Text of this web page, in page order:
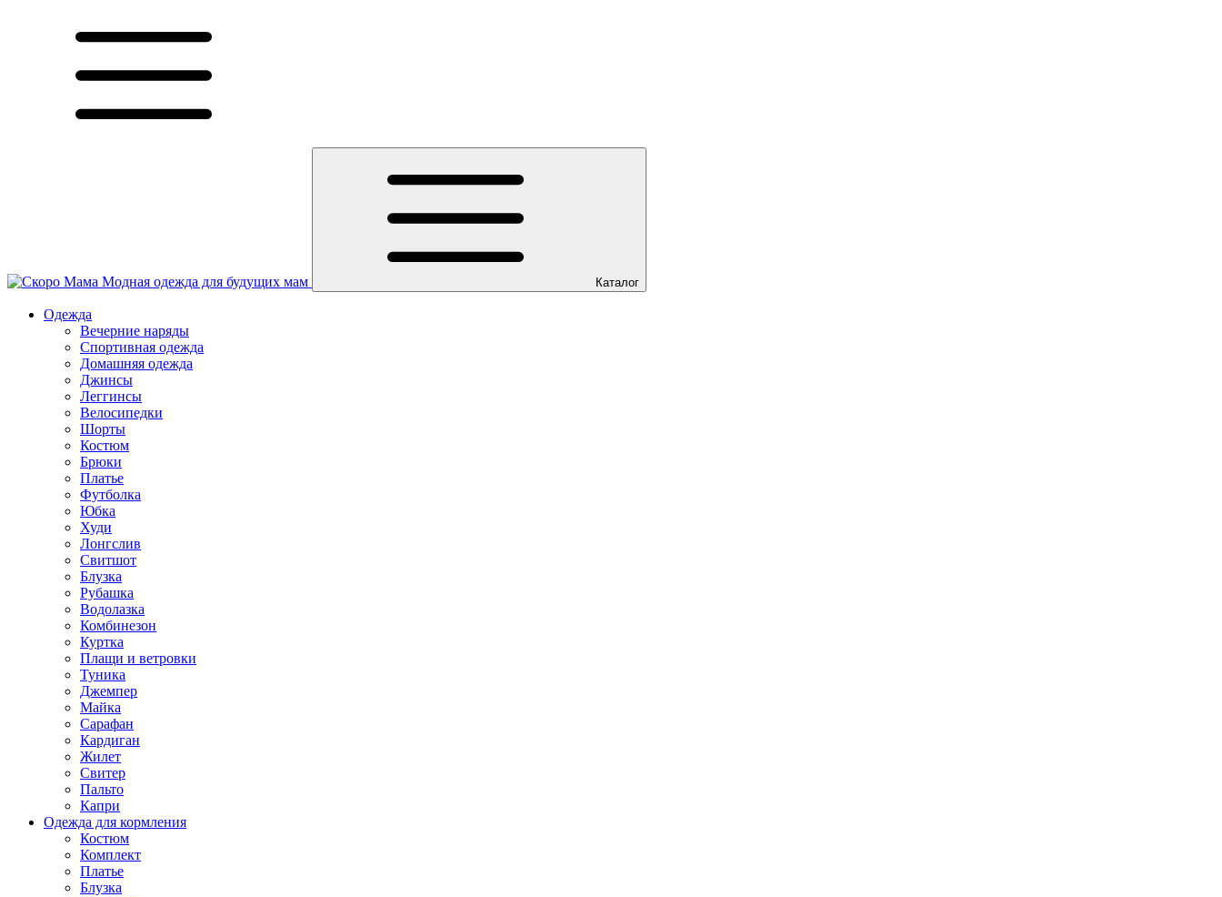
Модная одежда для будущих мам Каталог
Одежда
Вечерние наряды
Спортивная одежда
Домашняя одежда
Джинсы
Леггинсы
Велосипедки
Шорты
Костюм
Брюки
Платье
Футболка
Юбка
Худи
Лонгслив
Свитшот
Блузка
Рубашка
Водолазка
Комбинезон
Куртка
Плащи и ветровки
Туника
Джемпер
Майка
Сарафан
Кардиган
Жилет
Свитер
Пальто
Капри
Одежда для кормления
Костюм
Комплект
Платье
Блузка